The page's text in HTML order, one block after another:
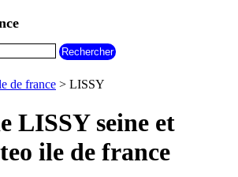
de france > LISSY
LISSY seine et
ile de france